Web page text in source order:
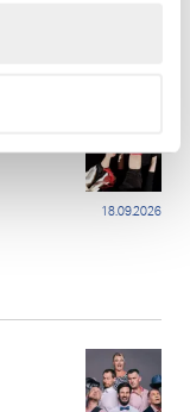
18.09.2026